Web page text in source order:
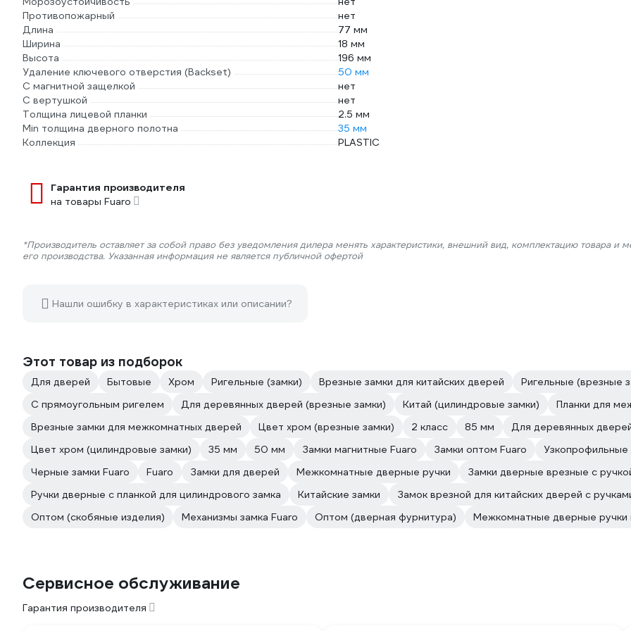
Противопожарный
нет
Длина
77 мм
Ширина
18 мм
Высота
196 мм
Удаление ключевого отверстия (Backset)
50 мм
С магнитной защелкой
нет
С вертушкой
нет
Толщина лицевой планки
2.5 мм
Min толщина дверного полотна
35 мм
Коллекция
PLASTIC
Гарантия производителя
на товары Fuaro
*Производитель оставляет за собой право без уведомления дилера менять характеристики, внешний вид, комплектацию товара и
его производства. Указанная информация не является публичной офертой
Нашли ошибку в характеристиках или описании?
Этот товар из подборок
Для дверей Бытовые Хром Ригельные (замки) Врезные замки для китайских дверей
Ригельные (врезные
С прямоугольным ригелем
Для деревянных дверей (врезные замки) Китай (цилиндровые замки)
Планки для
Врезные замки для межкомнатных дверей
Цвет хром (врезные замки) 2 класс 85 мм
Для деревянных
Цвет хром (цилиндровые замки)
35 мм 50 мм Замки магнитные Fuaro Замки оптом Fuaro
Узкопрофильные
Черные замки Fuaro
Fuaro Замки для дверей Межкомнатные дверные ручки
Замки дверные врезные с
Ручки дверные с планкой для цилиндрового замка
Китайские замки
Замок врезной для китайских дверей с
Оптом (скобяные изделия)
Механизмы замка Fuaro Оптом (дверная фурнитура) Межкомнатные дверные ручки
Сервисное обслуживание
Гарантия производителя